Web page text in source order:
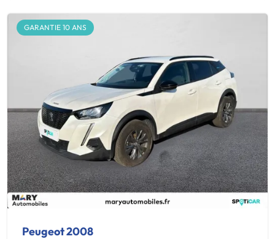
GARANTIE 10 ANS
Peugeot 2008